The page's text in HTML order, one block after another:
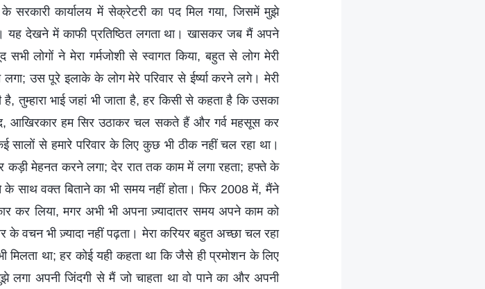
सरकारी कार्यालय में सेक्रेटरी का पद मिल गया, जिसमें मुझे
यह देखने में काफी प्रतिष्ठित लगता था। खासकर जब मैं अपने
लोगों ने मेरा गर्मजोशी से स्वागत किया, बहुत से लोग मेरी
उस पूरे इलाके के लोग मेरे परिवार से ईर्ष्या करने लगे। मेरी
तुम्हारा भाई जहां भी जाता है, हर किसी से कहता है कि उसका
आखिरकार हम सिर उठाकर चल सकते हैं और गर्व महसूस कर
से हमारे परिवार के लिए कुछ भी ठीक नहीं चल रहा था।
कड़ी मेहनत करने लगा; देर रात तक काम में लगा रहता; हफ्ते के
साथ वक्त बिताने का भी समय नहीं होता। फिर 2008 में, मैंने
कर लिया, मगर अभी भी अपना ज़्यादातर समय अपने काम को
के वचन भी ज़्यादा नहीं पढ़ता। मेरा करियर बहुत अच्छा चल रहा
मिलता था; हर कोई यही कहता था कि जैसे ही प्रमोशन के लिए
लगा अपनी जिंदगी से मैं जो चाहता था वो पाने का और अपनी